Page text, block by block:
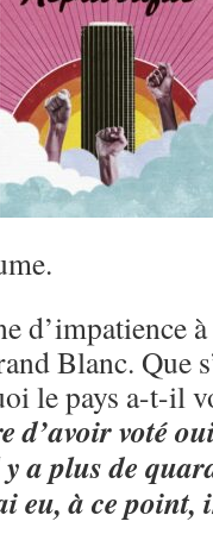
d’impatience
Blanc. Que
le pays a-t-il
d’avoir voté
a plus de
eu, à ce